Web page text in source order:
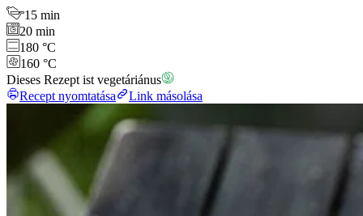
15 min
20 min
180 °C
160 °C
Dieses Rezept ist vegetáriánus
Recept nyomtatása
Link másolása